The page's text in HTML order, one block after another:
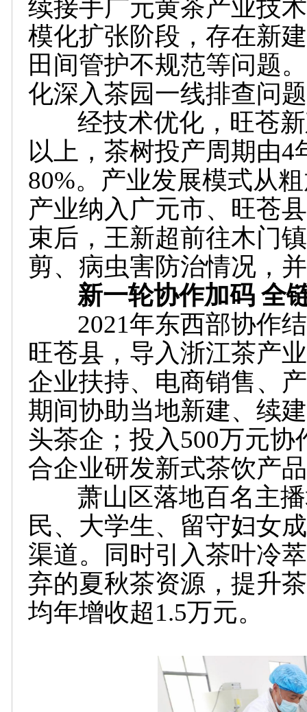
续接手广元黄茶产业技
模化扩张阶段，存在新
田间管护不规范等问题
化深入茶园一线排查问
经技术优化，旺苍新
以上，茶树投产周期由
80%。产业发展模式从
产业纳入广元市、旺苍
束后，王新超前往木门
剪、病虫害防治情况，
新一轮协作加码 全链
2021年东西部协作结
旺苍县，导入浙江茶产
企业扶持、电商销售、
期间协助当地新建、续
头茶企；投入500万元
合企业研发新式茶饮产
萧山区落地百名主播
民、大学生、留守妇女
渠道。同时引入茶叶冷
弃的夏秋茶资源，提升
均年增收超1.5万元。